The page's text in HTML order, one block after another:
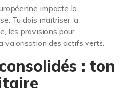
impacte la
Tu dois maîtriser la
les provisions pour
valorisation des actifs verts.
: ton